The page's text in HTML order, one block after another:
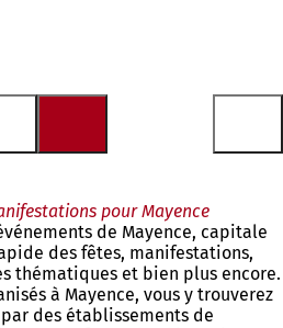
pour Mayence
de Mayence, capitale
des fêtes, manifestations,
thématiques et bien plus encore.
à Mayence, vous y trouverez
des établissements de